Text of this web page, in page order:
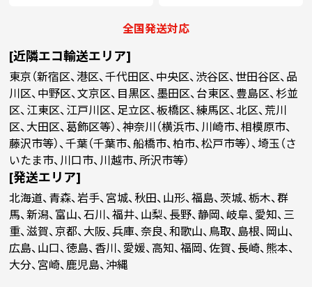
全国発送対応
[近隣エコ輸送エリア]
東京（新宿区、港区、千代田区、中央区、渋谷区、世田谷区、品
川区、中野区、文京区、目黒区、墨田区、台東区、豊島区、杉並
区、江東区、江戸川区、足立区、板橋区、練馬区、北区、荒川
区、大田区、葛飾区等）、神奈川（横浜市、川崎市、相模原市、
藤沢市等）、千葉（千葉市、船橋市、柏市、松戸市等）、埼玉（さ
いたま市、川口市、川越市、所沢市等）
[発送エリア]
北海道、青森、岩手、宮城、秋田、山形、福島、茨城、栃木、群
馬、新潟、富山、石川、福井、山梨、長野、静岡、岐阜、愛知、三
重、滋賀、京都、大阪、兵庫、奈良、和歌山、鳥取、島根、岡山、
広島、山口、徳島、香川、愛媛、高知、福岡、佐賀、長崎、熊本、
大分、宮崎、鹿児島、沖縄